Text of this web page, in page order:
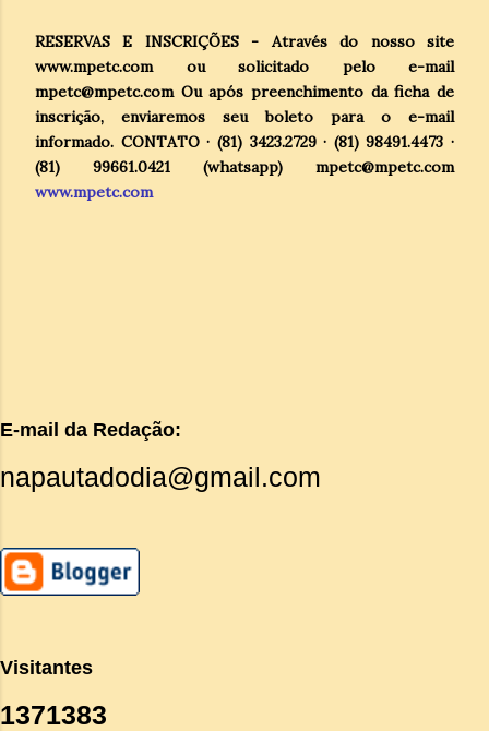
RESERVAS E INSCRIÇÕES - Através do nosso site
www.mpetc.com ou solicitado pelo e-mail
mpetc@mpetc.com Ou após preenchimento da ficha de
inscrição, enviaremos seu boleto para o e-mail
informado. CONTATO · (81) 3423.2729 · (81) 98491.4473 ·
(81) 99661.0421 (whatsapp) mpetc@mpetc.com
www.mpetc.com
E-mail da Redação:
napautadodia@gmail.com
Visitantes
1371383